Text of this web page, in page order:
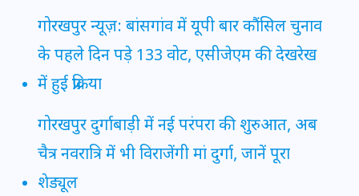
गोरखपुर न्यूज़: बांसगांव में यूपी बार कौंसिल चुनाव
के पहले दिन पड़े 133 वोट, एसीजेएम की देखरेख
में हुई प्रक्रिया
गोरखपुर दुर्गाबाड़ी में नई परंपरा की शुरुआत, अब
चैत्र नवरात्रि में भी विराजेंगी मां दुर्गा, जानें पूरा
शेड्यूल